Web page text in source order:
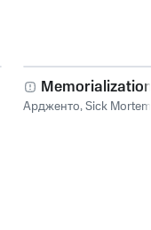
Memorialization
Ардженто,Sick Mortem